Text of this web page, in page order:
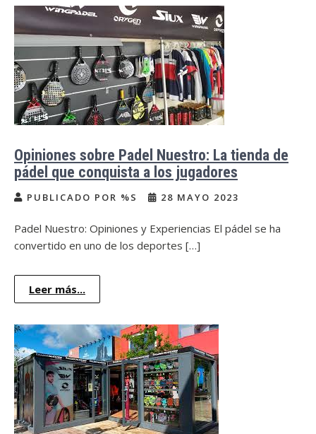
Opiniones sobre Padel Nuestro: La tienda de
pádel que conquista a los jugadores
PUBLICADO POR %S 28 MAYO 2023
Padel Nuestro: Opiniones y Experiencias El pádel se ha
convertido en uno de los deportes […]
Leer más...